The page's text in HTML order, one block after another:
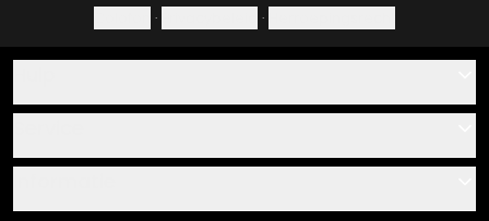
· ·
Over ons
Plak- en montagehandleidingen